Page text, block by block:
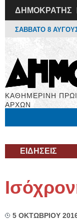
ΔΗΜΟΚΡΑΤΗΣ
ΣΑΒΒΑΤΟ 8
ΚΑΘΗΜΕΡΙΝΗ
ΑΡΧΩΝ
ΕΙΔΗΣΕΙΣ
5 ΟΚΤΩΒΡΙΟΥ